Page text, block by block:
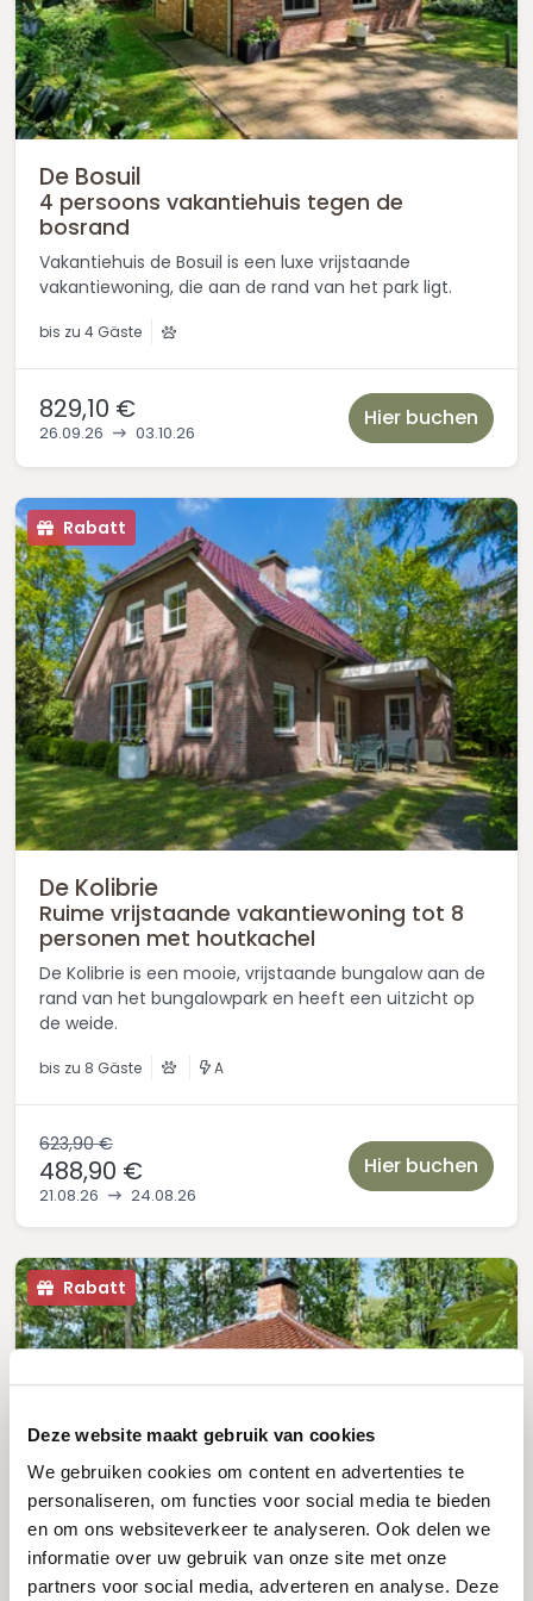
Deze website maakt gebruik van cookies
We gebruiken cookies om content en advertenties te
personaliseren, om functies voor social media te bieden
en om ons websiteverkeer te analyseren. Ook delen we
informatie over uw gebruik van onze site met onze
partners voor social media, adverteren en analyse. Deze
De Bosuil
4 persoons vakantiehuis tegen de
bosrand
Vakantiehuis de Bosuil is een luxe vrijstaande
vakantiewoning, die aan de rand van het park ligt.
bis zu 4 Gäste
829,10 €
26.09.26 03.10.26
Hier buchen
Rabatt
De Kolibrie
Ruime vrijstaande vakantiewoning tot 8
personen met houtkachel
De Kolibrie is een mooie, vrijstaande bungalow aan de
rand van het bungalowpark en heeft een uitzicht op
de weide.
bis zu 8 Gäste A
623,90 €
488,90 €
21.08.26 24.08.26
Hier buchen
Rabatt